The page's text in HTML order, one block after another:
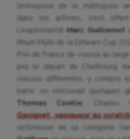
l’entreprise de la métropole
dans les arômes, s’est
L’expérimentéMarc Guillemot
Rhum Multi de la Drheam Cup
Prix de France de course au
pris le départ de Cherbourg,
classes différentes, y compris
barre, on retrouvait quelques
Thomas Coville , Charles
Gavignet, vainqueur au scratch
victorieuse de sa catégorie,